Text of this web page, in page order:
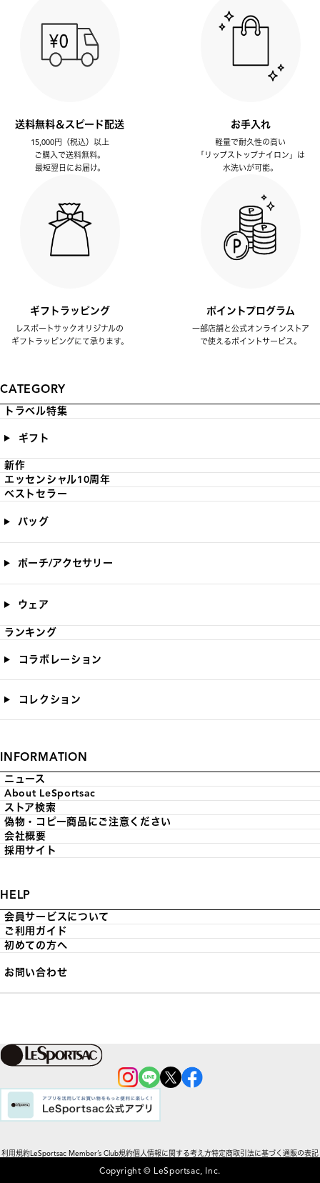
送料無料＆スピード配送
15,000円（税込）以上
ご購入で送料無料。
最短翌日にお届け。
お手入れ
軽量で耐久性の高い
「リップストップナイロン」は
水洗いが可能。
ギフトラッピング
レスポートサックオリジナルの
ギフトラッピングにて承ります。
ポイントプログラム
一部店舗と公式オンラインストア
で使えるポイントサービス。
CATEGORY
トラベル特集
ギフト
新作
エッセンシャル10周年
ベストセラー
バッグ
ポーチ/アクセサリー
ウェア
ランキング
コラボレーション
コレクション
INFORMATION
ニュース
About LeSportsac
ストア検索
偽物・コピー商品にご注意ください
会社概要
採用サイト
HELP
会員サービスについて
ご利用ガイド
初めての方へ
お問い合わせ
利用規約LeSportsac Member’s Club規約個人情報に関する考え方特定商取引法に基づく通販の表記
Copyright © LeSportsac, Inc.